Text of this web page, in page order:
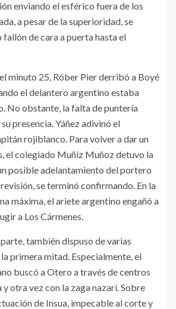
enviando el esférico fuera de los
a pesar de la superioridad, se
de cara a puerta hasta el
minuto 25, Róber Pier derribó a Boyé
el delantero argentino estaba
No obstante, la falta de puntería
presencia. Yáñez adivinó el
rojiblanco. Para volver a dar un
el colegiado Muñiz Muñoz detuvo la
posible adelantamiento del portero
se terminó confirmando. En la
máxima, el ariete argentino engañó a
a Los Cármenes.
también dispuso de varias
primera mitad. Especialmente, el
buscó a Otero a través de centros
y otra vez con la zaga nazarí. Sobre
de Insua, impecable al corte y